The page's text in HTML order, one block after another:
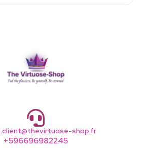
shop.fr
+596696982245